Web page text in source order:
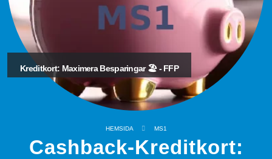
Kreditkort: Maximera Besparingar 🏖️ - FFP
HEMSIDA MS1
Cashback-Kreditkort: